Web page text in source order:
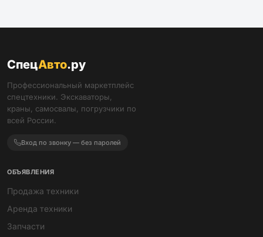
СпецАвто.ру
Профессиональный маркетплейс
спецтехники. Экскаваторы,
краны, самосвалы, погрузчики по
всей России.
Вход по звонку — без паролей
ОБЪЯВЛЕНИЯ
Продажа техники
Аренда техники
Запчасти